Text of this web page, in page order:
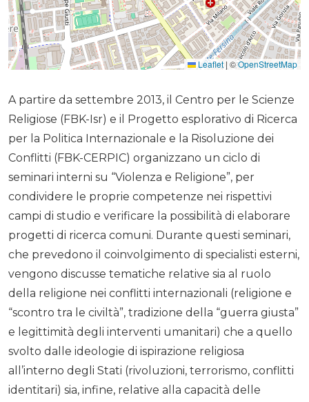
Leaflet | ©OpenStreetMap
A partire da settembre 2013, il Centro per le Scienze
Religiose (FBK-Isr) e il Progetto esplorativo di Ricerca
per la Politica Internazionale e la Risoluzione dei
Conflitti (FBK-CERPIC) organizzano un ciclo di
seminari interni su “Violenza e Religione”, per
condividere le proprie competenze nei rispettivi
campi di studio e verificare la possibilità di elaborare
progetti di ricerca comuni. Durante questi seminari,
che prevedono il coinvolgimento di specialisti esterni,
vengono discusse tematiche relative sia al ruolo
della religione nei conflitti internazionali (religione e
“scontro tra le civiltà”, tradizione della “guerra giusta”
e legittimità degli interventi umanitari) che a quello
svolto dalle ideologie di ispirazione religiosa
all’interno degli Stati (rivoluzioni, terrorismo, conflitti
identitari) sia, infine, relative alla capacità delle